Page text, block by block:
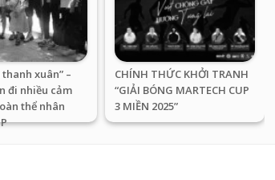
thanh xuân” –
đi nhiều cảm
thể nhân
CHÍNH THỨC KHỞI TRANH
“GIẢI BÓNG MARTECH CUP
3 MIỀN 2025”